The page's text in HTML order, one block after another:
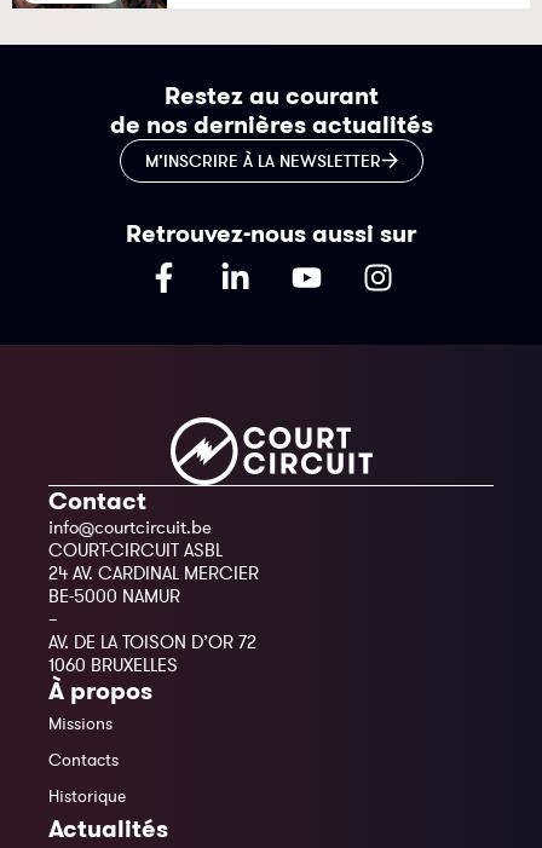
Restez au courant
de nos dernières actualités
M’INSCRIRE À LA NEWSLETTER
Retrouvez-nous aussi sur
Contact
info@courtcircuit.be
COURT-CIRCUIT ASBL
24 AV. CARDINAL MERCIER
BE-5000 NAMUR
–
AV. DE LA TOISON D’OR 72
1060 BRUXELLES
À propos
Missions
Contacts
Historique
Actualités